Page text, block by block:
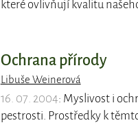
které ovlivňují kvalitu
Ochrana přírody
Libuše Weinerová
16. 07. 2004: Myslivost i
pestrosti. Prostředky k